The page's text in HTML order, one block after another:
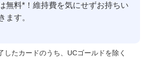
無料*！維持費を気にせずお持ちい
ます。
したカードのうち、UCゴールドを除く